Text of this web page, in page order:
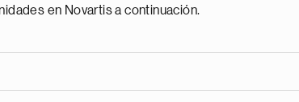
en Novartis a continuación.